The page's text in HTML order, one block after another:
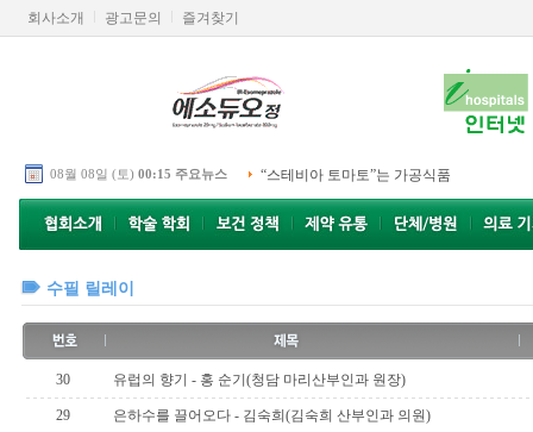
회사소개 광고문의 즐겨찾기
08월 08일 (토) 00:15 주요뉴스 “스테비아 토마토”는 가공식품
수필 릴레이
30 유럽의 향기 - 홍 순기(청담 마리산부인과 원장)
29 은하수를 끌어오다 - 김숙희(김숙희 산부인과 의원)